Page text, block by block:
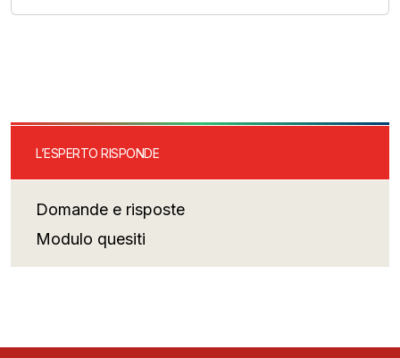
L’ESPERTO RISPONDE
Domande e risposte
Modulo quesiti